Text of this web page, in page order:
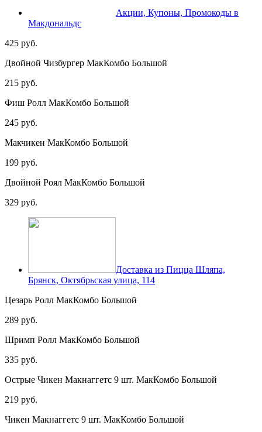
Акции, Купоны, Промокоды в
Макдональдс
425 руб.
Двойной Чизбургер МакКомбо Большой
215 руб.
Фиш Ролл МакКомбо Большой
245 руб.
Макчикен МакКомбо Большой
199 руб.
Двойной Роял МакКомбо Большой
329 руб.
Доставка из Пицца Шляпа,
Брянск, Октябрьская улица, 114
Цезарь Ролл МакКомбо Большой
289 руб.
Шримп Ролл МакКомбо Большой
335 руб.
Острые Чикен Макнаггетс 9 шт. МакКомбо Большой
219 руб.
Чикен Макнаггетс 9 шт. МакКомбо Большой